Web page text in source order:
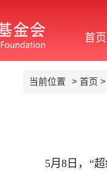
首页
当前位置 > 首页
5月8日，“